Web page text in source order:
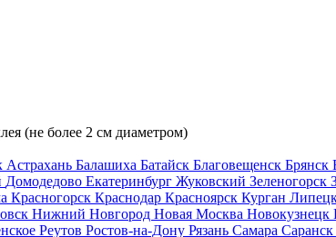
(не более 2 см диаметром)
Астрахань Балашиха Батайск Благовещенск Брянск
Домодедово Екатеринбург Жуковский Зеленогорск
Красногорск Краснодар Красноярск Курган
Нижний Новгород Новая Москва Новокузнецк
Реутов Ростов-на-Дону Рязань Самара Саранск